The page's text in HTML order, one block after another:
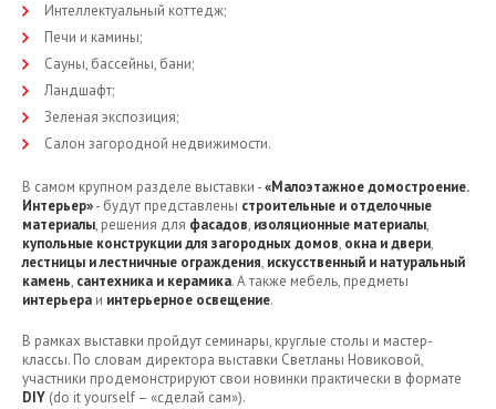
Интеллектуальный коттедж;
Печи и камины;
Сауны, бассейны, бани;
Ландшафт;
Зеленая экспозиция;
Салон загородной недвижимости.
В самом крупном разделе выставки -«Малоэтажное домостроение.
Интерьер»- будут представлены строительные и отделочные
материалы, решения для фасадов, изоляционные материалы,
купольные конструкции для загородных домов, окна и двери,
лестницы и лестничные ограждения, искусственный и натуральный
камень, сантехника и керамика. А также мебель, предметы
интерьера и интерьерное освещение.
В рамках выставки пройдут семинары, круглые столы и мастер-
классы. По словам директора выставки Светланы Новиковой,
участники продемонстрируют свои новинки практически в формате
DIY (do it yourself – «сделай сам»).